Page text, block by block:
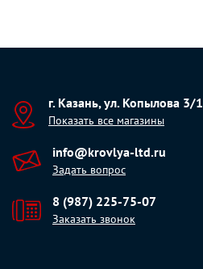
г. Казань, ул. Копылова 3/1
Показать все магазины
info@krovlya-ltd.ru
Задать вопрос
8 (987) 225-75-07
Заказать звонок